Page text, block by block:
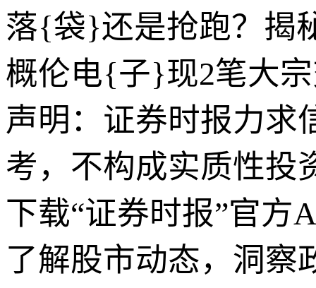
落{袋}还是抢跑？揭
概伦电{子}现2笔大
声明：证券时报力求
考，不构成实质性投
下载“证券时报”官方
了解股市动态，洞察